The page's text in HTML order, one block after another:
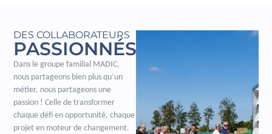
DES COLLABORATEURS
PASSIONNÉS
Dans le groupe familial MADIC,
nous partageons bien plus qu’un
métier, nous partageons une
passion ! Celle de transformer
chaque défi en opportunité, chaque
projet en moteur de changement.